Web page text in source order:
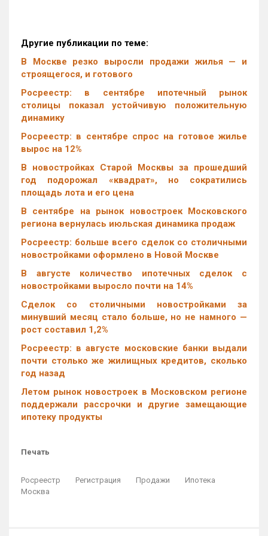
Другие публикации по теме:
В Москве резко выросли продажи жилья — и
строящегося, и готового
Росреестр: в сентябре ипотечный рынок
столицы показал устойчивую положительную
динамику
Росреестр: в сентябре спрос на готовое жилье
вырос на 12%
В новостройках Старой Москвы за прошедший
год подорожал «квадрат», но сократились
площадь лота и его цена
В сентябре на рынок новостроек Московского
региона вернулась июльская динамика продаж
Росреестр: больше всего сделок со столичными
новостройками оформлено в Новой Москве
В августе количество ипотечных сделок с
новостройками выросло почти на 14%
Cделок со столичными новостройками за
минувший месяц стало больше, но не намного —
рост составил 1,2%
Росреестр: в августе московские банки выдали
почти столько же жилищных кредитов, сколько
год назад
Летом рынок новостроек в Московском регионе
поддержали рассрочки и другие замещающие
ипотеку продукты
Печать
Росреестр Регистрация Продажи
Ипотека
Москва